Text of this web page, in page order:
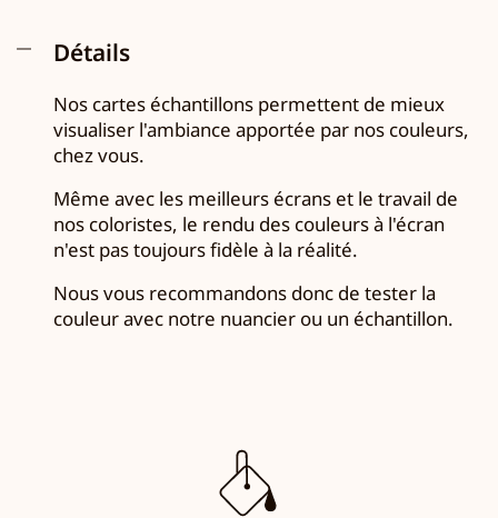
Détails
Nos cartes échantillons permettent de mieux
visualiser l'ambiance apportée par nos couleurs,
chez vous.
Même avec les meilleurs écrans et le travail de
nos coloristes, le rendu des couleurs à l'écran
n'est pas toujours fidèle à la réalité.
Nous vous recommandons donc de tester la
couleur avec notre nuancier ou un échantillon.